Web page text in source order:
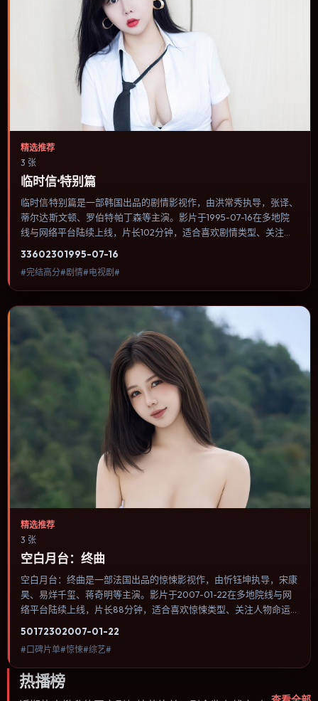
精选推荐
3 张
临时信·特别篇
临时信·特别篇是一部韩国出品的剧情影视作，由洪常秀执导，张译、
蒂尔达·斯文顿、罗伯特·帕丁森等主演。影片于1995-07-16在多地院
线与网络平台陆续上线，片长102分钟，适合喜欢剧情类型、关注人
奏与视听语言统一，可作为休闲观影或类型片补片的选择。
33602301995-07-16
#完结高分#剧情#电视剧#
精选推荐
3 张
空白月台：终曲
空白月台：终曲是一部法国出品的惊悚影视作，由忻钰坤执导，宋康
昊、易烊千玺、蒋奇明等主演。影片于2007-01-22在多地院线与网
络平台陆续上线，片长88分钟，适合喜欢惊悚类型、关注人物命运
统一，可作为休闲观影或类型片补片的选择。
50172302007-01-22
#口碑片单#惊悚#综艺#
热播榜